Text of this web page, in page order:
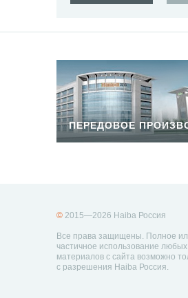
ПЕРЕДОВОЕ
© 2015—2026 Haiba Россия
Все права защищены. Полное
частичное использование любых
материалов с сайта возможно
с разрешения Haiba Россия.